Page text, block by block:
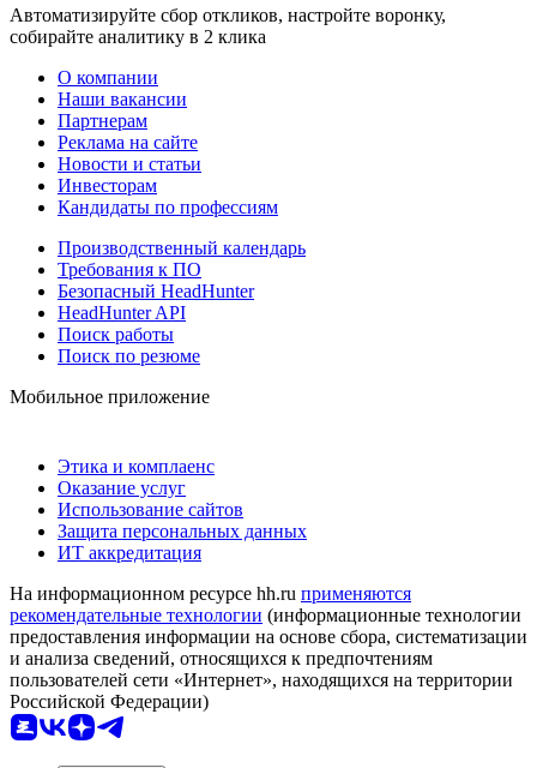
Автоматизируйте сбор откликов, настройте воронку,
собирайте аналитику в 2 клика
О компании
Наши вакансии
Партнерам
Реклама на сайте
Новости и статьи
Инвесторам
Кандидаты по профессиям
Производственный календарь
Требования к ПО
Безопасный HeadHunter
HeadHunter API
Поиск работы
Поиск по резюме
Мобильное приложение
Этика и комплаенс
Оказание услуг
Использование сайтов
Защита персональных данных
ИТ аккредитация
На информационном ресурсе hh.ru применяются
рекомендательные технологии (информационные технологии
предоставления информации на основе сбора, систематизации
и анализа сведений, относящихся к предпочтениям
пользователей сети «Интернет», находящихся на территории
Российской Федерации)